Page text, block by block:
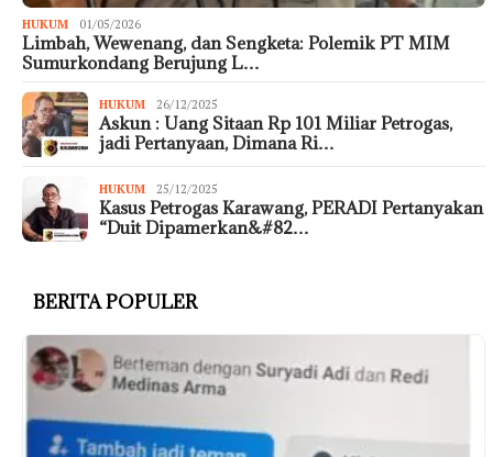
HUKUM 01/05/2026
Limbah, Wewenang, dan Sengketa: Polemik PT MIM
Sumurkondang Berujung L…
HUKUM 26/12/2025
Askun : Uang Sitaan Rp 101 Miliar Petrogas,
jadi Pertanyaan, Dimana Ri…
HUKUM 25/12/2025
Kasus Petrogas Karawang, PERADI Pertanyakan
“Duit Dipamerkan&#82…
BERITA POPULER